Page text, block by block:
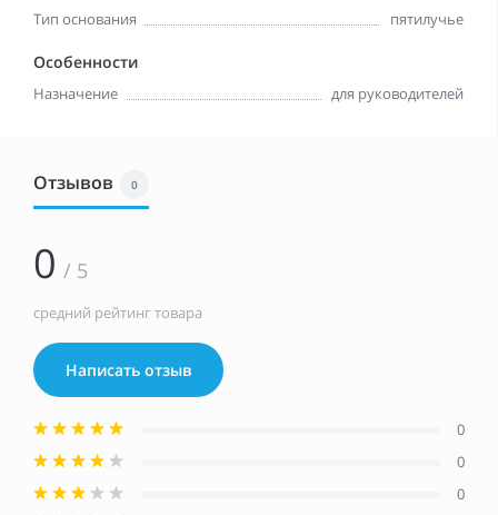
Тип основания пятилучье
Особенности
Назначение для руководителей
Отзывов 0
0 / 5
средний рейтинг товара
Написать отзыв
0
0
0